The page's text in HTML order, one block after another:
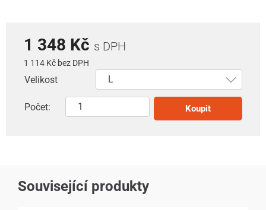
1 348 Kč s DPH
1 114 Kč bez DPH
Velikost
Počet: Koupit
Související produkty